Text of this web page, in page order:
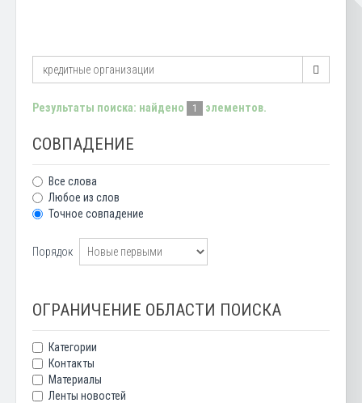
Результаты поиска: найдено 1 элементов.
СОВПАДЕНИЕ
Все слова
Любое из слов
Точное совпадение
Порядок
ОГРАНИЧЕНИЕ ОБЛАСТИ ПОИСКА
Категории
Контакты
Материалы
Ленты новостей